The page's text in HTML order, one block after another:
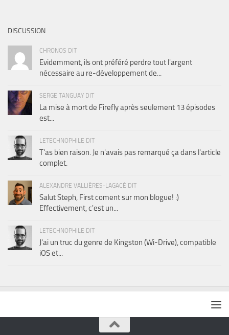
DISCUSSION
CHRONOS DIT
Evidemment, ils ont préféré perdre tout l'argent
nécessaire au re-développement de...
SERGE TANGUAY DIT
La mise à mort de Firefly après seulement 13 épisodes
est...
LETECHNOPHILE DIT
T'as bien raison. Je n'avais pas remarqué ça dans l'article
complet.
ALEXANDRE VALLIÈRES-LAGACÉ DIT
Salut Steph, First coment sur mon blogue! :)
Effectivement, c'est un...
LETECHNOPHILE DIT
J'ai un truc du genre de Kingston (Wi-Drive), compatible
iOS et...